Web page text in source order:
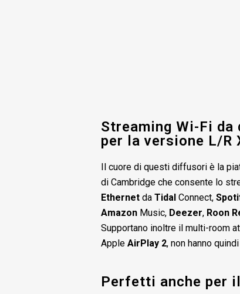
Streaming Wi-Fi
per la versione L/R
Il cuore di questi diffusori è la
di Cambridge che consente lo
Ethernet da Tidal Connect,
Amazon Music, Deezer, Roon
Supportano inoltre il multi-room
Apple AirPlay 2, non hanno
Perfetti anche per